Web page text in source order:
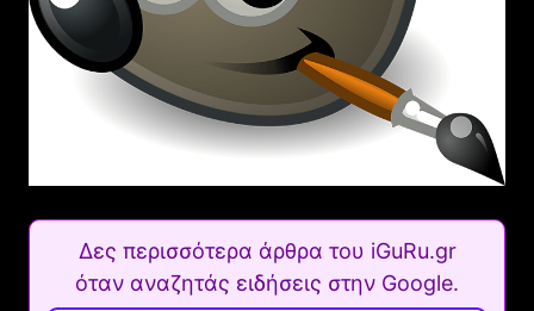
Δες περισσότερα άρθρα του iGuRu.gr
όταν αναζητάς ειδήσεις στην Google.